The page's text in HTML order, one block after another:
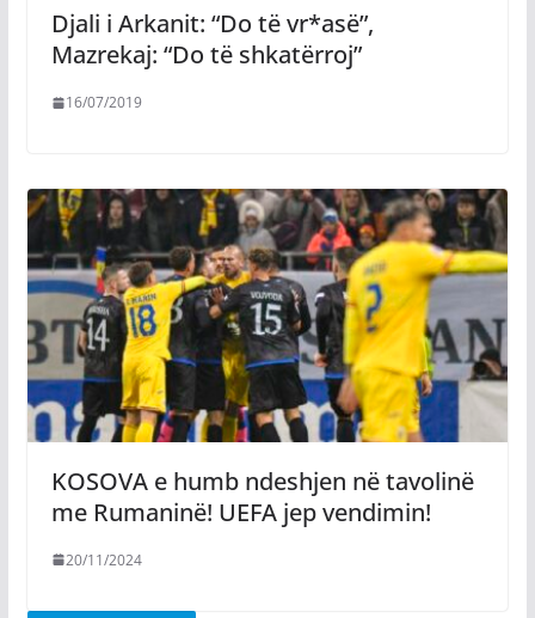
Djali i Arkanit: “Do të vr*asë”,
Mazrekaj: “Do të shkatërroj”
16/07/2019
KOSOVA e humb ndeshjen në tavolinë
me Rumaninë! UEFA jep vendimin!
20/11/2024